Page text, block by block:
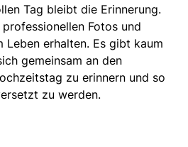
Tag bleibt die Erinnerung.
Fotos und
Leben erhalten. Es gibt kaum
gemeinsam an den
zu erinnern und so
zu werden.